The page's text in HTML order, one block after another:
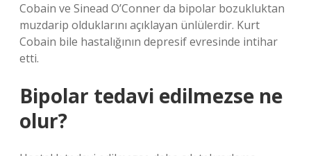
Cobain ve Sinead O’Conner da bipolar bozukluktan
muzdarip olduklarını açıklayan ünlülerdir. Kurt
Cobain bile hastalığının depresif evresinde intihar
etti.
Bipolar tedavi edilmezse ne
olur?